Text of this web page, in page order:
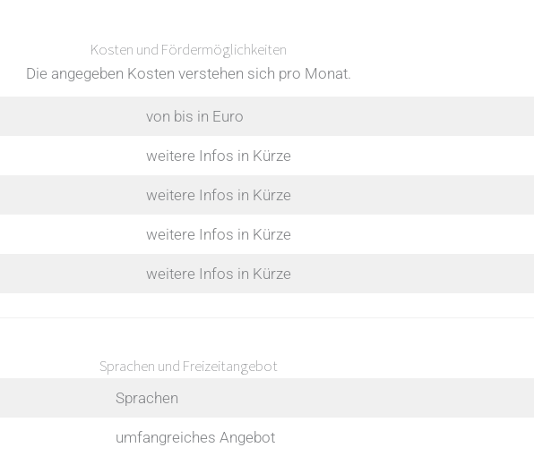
Kosten und Fördermöglichkeiten
Die angegeben Kosten verstehen sich pro Monat.
von bis in Euro
weitere Infos in Kürze
weitere Infos in Kürze
weitere Infos in Kürze
weitere Infos in Kürze
Sprachen und Freizeitangebot
Sprachen
umfangreiches Angebot